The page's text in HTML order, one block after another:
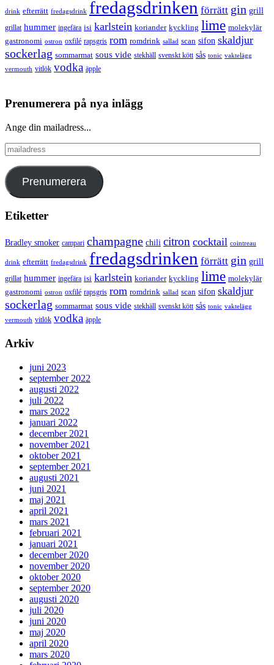
drink efterrätt fredagsdrink fredagsdrinken förrätt gin grill
grillat hummer ingefära isi karlstein koriander kyckling lime molekylär
gastronomi ostron oxfilé rapsgris rom romdrink sallad scan sifon skaldjur
sockerlag sommarmat sous vide stekhäll svenskt kött sås tonic vaktelägg
vermouth vitlök vodka äpple
Prenumerera på nya inlägg
Ange din mailadress...
mailadress
Prenumerera
Etiketter
Bradley smoker campari champagne chili citron cocktail cointreau
drink efterrätt fredagsdrink fredagsdrinken förrätt gin grill
grillat hummer ingefära isi karlstein koriander kyckling lime molekylär
gastronomi ostron oxfilé rapsgris rom romdrink sallad scan sifon skaldjur
sockerlag sommarmat sous vide stekhäll svenskt kött sås tonic vaktelägg
vermouth vitlök vodka äpple
Arkiv
juni 2023
september 2022
augusti 2022
juli 2022
mars 2022
januari 2022
december 2021
november 2021
oktober 2021
september 2021
augusti 2021
juni 2021
maj 2021
april 2021
mars 2021
februari 2021
januari 2021
december 2020
november 2020
oktober 2020
september 2020
augusti 2020
juli 2020
juni 2020
maj 2020
april 2020
mars 2020